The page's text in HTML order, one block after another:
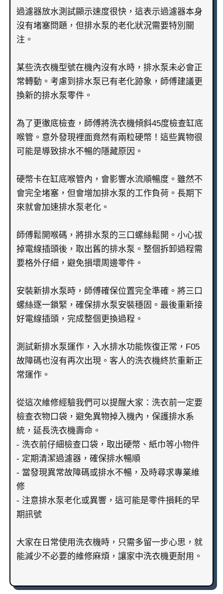
過濾器放水測試顯示速度很快，這表示過濾器本身
沒有堵塞問題，但排水泵的老化狀況需要特別關
注。
某些洗衣機型號在機內沒有水時，排水泵未必會正
常轉動。考慮到排水泵已有老化跡象，師傅建議更
換新的排水泵零件。
為了更徹底檢查，師傅將洗衣機傾斜45度檢查缸底
喉管。意外發現裡面竟然有兩粒硬幣！這些異物很
可能是導致排水不暢的隱藏原因。
硬幣卡在缸底喉管內，會影響水流順暢度。雖然不
會完全堵塞，但會增加排水泵的工作負荷。長期下
來就會加速排水泵老化。
師傅鬆開喉碼，將排水泵的三口螺絲鬆開。小心拔
掉電線插頭後，取出舊的排水泵。整個拆卸過程需
要格外仔細，避免損壞周邊零件。
安裝新排水泵時，師傅確保位置完全準確。將三口
螺絲逐一鎖緊，確保排水泵安裝穩固。最後重新接
好電線插頭，完成整個更換過程。
測試新排水泵運作，入水排水功能恢復正常，F05
故障碼也沒有再次出現。客人的洗衣機終於重新正
常運作。
從這次維修經驗我們可以提醒大家：洗衣前一定要
檢查衣物口袋，避免異物掉入機內，保護排水系
統，延長洗衣機壽命。
- 洗衣前仔細檢查口袋，取出硬幣、紙巾等小物件
- 定期清潔過濾器，確保排水暢順
- 當發現異常故障碼或排水不暢，及時尋求專業維
修
- 注意排水泵老化或異響，這可能是零件損耗的早
期訊號
大家在日常使用洗衣機時，只需多留一步心思，就
能減少不必要的維修麻煩，讓家中洗衣機更耐用。